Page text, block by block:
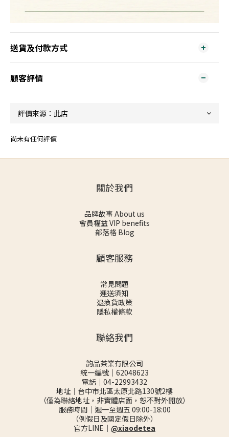
送貨及付款方式
顧客評價
尚未有任何評價
關於我們
品牌故事 About us
會員權益 VIP benefits
部落格 Blog
顧客服務
常見問題
運送須知
退換貨政策
隱私權條款
聯絡我們
韵品茶業有限公司
統一編號｜62048623
電話｜04-22993432
地址｜台中市北區太原北路130號2樓
（僅為聯絡地址，非實體店面，恕不對外開放）
服務時間｜週一至週五 09:00-18:00
（例假日及國定假日除外）
官方LINE｜ @xiaodetea